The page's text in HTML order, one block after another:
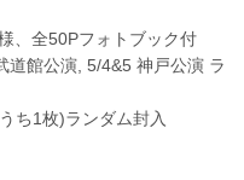
、全50Pフォトブック付
道館公演, 5/4&5 神戸公演 ラ
ち1枚)ランダム封入